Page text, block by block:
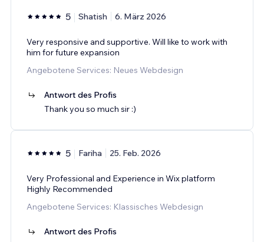
5 Shatish 6. März 2026
Very responsive and supportive. Will like to work with
him for future expansion
Angebotene Services: Neues Webdesign
Antwort des Profis
Thank you so much sir :)
5 Fariha 25. Feb. 2026
Very Professional and Experience in Wix platform
Highly Recommended
Angebotene Services: Klassisches Webdesign
Antwort des Profis